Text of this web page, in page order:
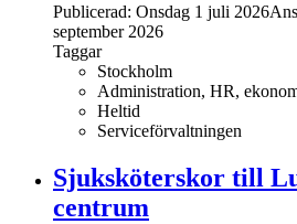
Publicerad: Onsdag 1 juli 2026
september 2026
Taggar
Stockholm
Administration, HR,
Heltid
Serviceförvaltningen
Sjuksköterskor till
centrum